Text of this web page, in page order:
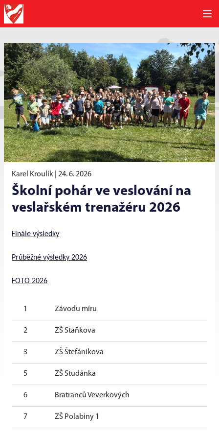
Karel Kroulík | 24. 6. 2026
Školní pohár ve veslování na
veslařském trenažéru 2026
Finále výsledky
Průběžné výsledky 2026
FOTO 2026
1 Závodu míru
2 ZŠ Staňkova
3 ZŠ Štefánikova
5 ZŠ Studánka
6 Bratranců Veverkových
7 ZŠ Polabiny 1